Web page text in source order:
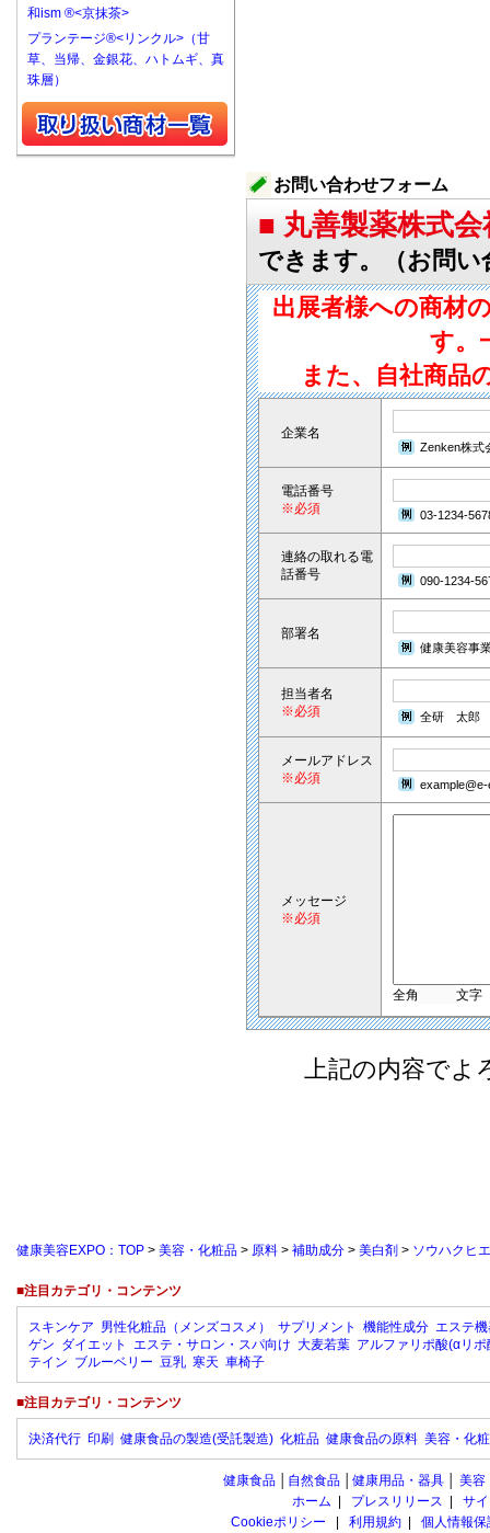
お問い合わせフォーム
■ 丸善製薬株式
できます。（お問い
出展者様への商材
す。
また、自社商品
企業名
Zenken株式
電話番号
※必須
03-1234-
連絡の取れる電
話番号
090-1234-
部署名
健康美容事
担当者名
※必須
全研 太郎
メールアドレス
※必須
メッセージ
※必須
全角 文字
上記の内容でよ
和ism ®<京抹茶>
プランテージ®<リンクル>（甘
草、当帰、金銀花、ハトムギ、真
珠層）
健康美容EXPO：TOP > 美容・化粧品 > 原料 > 補助成分 > 美白剤 > ソウハクヒ
■注目カテゴリ・コンテンツ
スキンケア 男性化粧品（メンズコスメ） サプリメント 機能性成分 エステ
ゲン ダイエット エステ・サロン・スパ向け 大麦若葉 アルファリポ酸(αリポ
テイン ブルーベリー 豆乳 寒天 車椅子
■注目カテゴリ・コンテンツ
決済代行 印刷 健康食品の製造(受託製造) 化粧品 健康食品の原料 美容・化
健康食品 自然食品 健康用品・器具 美容
ホーム
プレスリリース
サ
Cookieポリシー
利用規約 個人情報